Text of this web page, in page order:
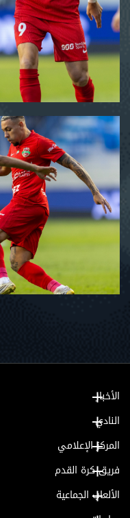
الأخبار
النادي
المركز الإعلامي
فريق كرة القدم
الألعاب الجماعية